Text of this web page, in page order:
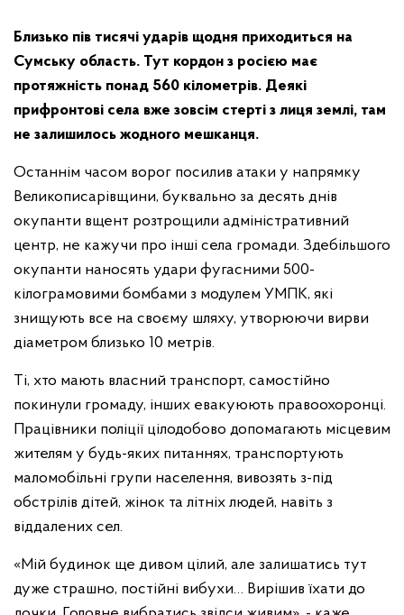
Близько пів тисячі ударів щодня приходиться на
Сумську область. Тут кордон з росією має
протяжність понад 560 кілометрів. Деякі
прифронтові села вже зовсім стерті з лиця землі, там
не залишилось жодного мешканця.
Останнім часом ворог посилив атаки у напрямку
Великописарівщини, буквально за десять днів
окупанти вщент розтрощили адміністративний
центр, не кажучи про інші села громади. Здебільшого
окупанти наносять удари фугасними 500-
кілограмовими бомбами з модулем УМПК, які
знищують все на своєму шляху, утворюючи вирви
діаметром близько 10 метрів.
Ті, хто мають власний транспорт, самостійно
покинули громаду, інших евакуюють правоохоронці.
Працівники поліції цілодобово допомагають місцевим
жителям у будь-яких питаннях, транспортують
маломобільні групи населення, вивозять з-під
обстрілів дітей, жінок та літніх людей, навіть з
віддалених сел.
«Мій будинок ще дивом цілий, але залишатись тут
дуже страшно, постійні вибухи… Вирішив їхати до